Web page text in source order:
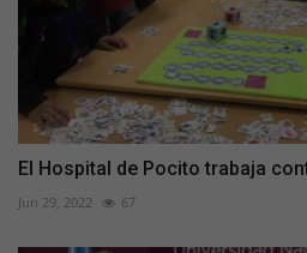
El Hospital de Pocito trabaja
Jun 29, 2022 67